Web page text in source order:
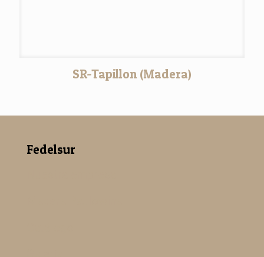
SR-Tapillon (Madera)
Fedelsur